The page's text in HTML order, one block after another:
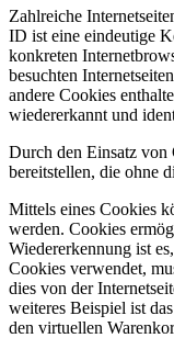
Zahlreiche
ID ist eine eindeutige
konkreten
besuchten
andere Cookies
wiedererkannt und
Durch den Einsatz von
bereitstellen, die ohne
Mittels eines Cookies
werden. Cookies
Wiedererkennung ist
Cookies verwendet,
dies von der
weiteres Beispiel ist
den virtuellen